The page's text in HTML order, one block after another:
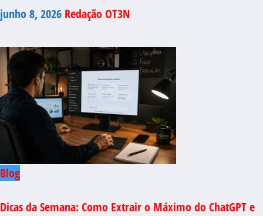
junho 8, 2026 Redação OT3N
Blog
Dicas da Semana: Como Extrair o Máximo do ChatGPT e